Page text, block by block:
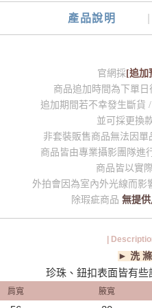
產品說明
官網採 [追加
商品追加時間為下單日
追加期間若不幸發生斷貨
並可採更換
非套裝販售商品無法因
商品皆由專業攝影團隊進
商品皆以實
外拍會因為室內外光線而影
除瑕疵商品 無提
|
► 洗
珍珠、鈕扣表面皆有
肩寬 腋寬